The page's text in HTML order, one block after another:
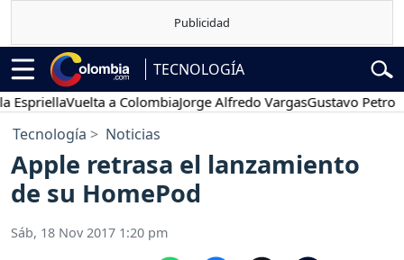
TECNOLOGÍA
Vuelta a ColombiaJorge Alfredo VargasGustavo Petro
Tecnología Noticias
Apple retrasa el lanzamiento
de su HomePod
Sáb, 18 Nov 2017 1:20 pm